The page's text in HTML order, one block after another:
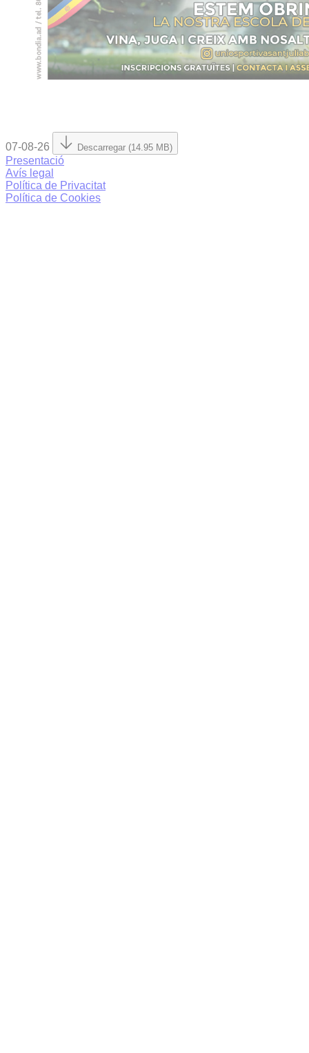
07-08-26 Descarregar (14.95 MB)
Presentació
Avís legal
Política de Privacitat
Política de Cookies